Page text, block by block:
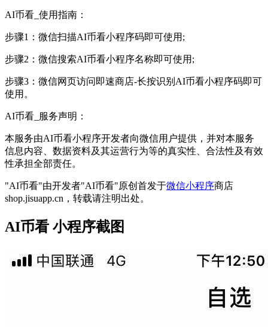
AI币看_使用指南：
步骤1：微信扫描AI币看小程序码即可使用;
步骤2：微信搜索AI币看小程序名称即可使用;
步骤3：微信网页访问即速商店-长按识别AI币看小程序码即可
使用。
AI币看_服务声明：
本服务由AI币看小程序开发者向微信用户提供，并对本服务
信息内容、数据资料及其运营行为等的真实性、合法性及有效
性承担全部责任。
"AI币看"由开发者"AI币看"原创首发于微信小程序商店
shop.jisuapp.cn，转载请注明出处。
AI币看 小程序截图